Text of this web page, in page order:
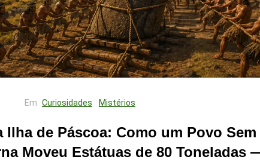
Em Curiosidades Mistérios
Ilha de Páscoa: Como um Povo Sem
Moveu Estátuas de 80 Toneladas